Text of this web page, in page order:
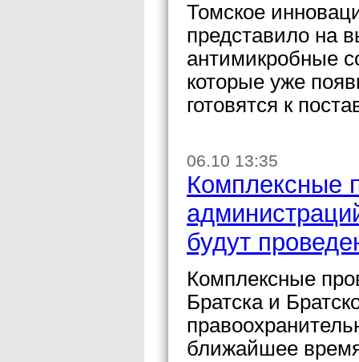
Томское
представило на
антимикробные
которые уже
готовятся к
06.10 13:35
Комплексные
будут
Комплексные
Братска и
ближайшее